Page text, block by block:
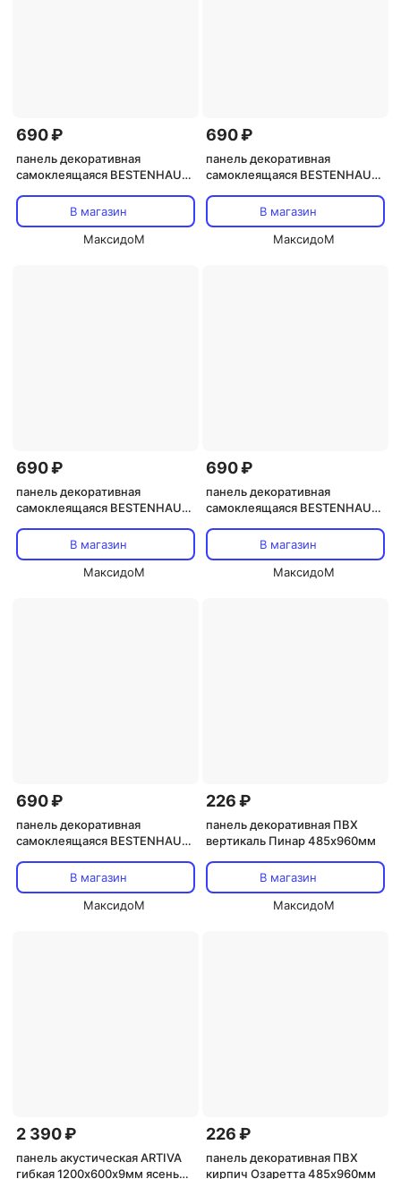
690 ₽
панель декоративная
самоклеящаяся BESTENHAUS
В магазин
МаксидоМ
690 ₽
панель декоративная
самоклеящаяся BESTENHAUS
В магазин
МаксидоМ
690 ₽
панель декоративная
самоклеящаяся BESTENHAUS
В магазин
МаксидоМ
690 ₽
панель декоративная
самоклеящаяся BESTENHAUS
В магазин
МаксидоМ
690 ₽
панель декоративная
самоклеящаяся BESTENHAUS
В магазин
МаксидоМ
226 ₽
панель декоративная ПВХ
вертикаль Пинар 485х960мм
В магазин
МаксидоМ
2 390 ₽
панель акустическая ARTIVA
гибкая 1200х600х9мм ясень
226 ₽
панель декоративная ПВХ
кирпич Озаретта 485х960мм